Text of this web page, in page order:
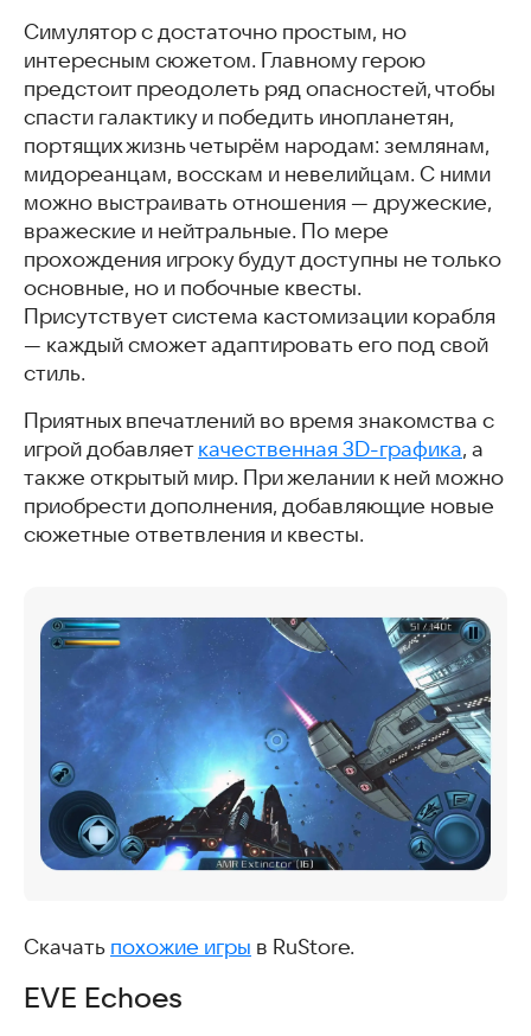
Симулятор с достаточно простым, но
интересным сюжетом. Главному герою
предстоит преодолеть ряд опасностей, чтобы
спасти галактику и победить инопланетян,
портящих жизнь четырём народам: землянам,
мидореанцам, восскам и невелийцам. С ними
можно выстраивать отношения — дружеские,
вражеские и нейтральные. По мере
прохождения игроку будут доступны не только
основные, но и побочные квесты.
Присутствует система кастомизации корабля
— каждый сможет адаптировать его под свой
стиль.
Приятных впечатлений во время знакомства с
игрой добавляет качественная 3D-графика, а
также открытый мир. При желании к ней можно
приобрести дополнения, добавляющие новые
сюжетные ответвления и квесты.
Скачать похожие игры в RuStore.
EVE Echoes